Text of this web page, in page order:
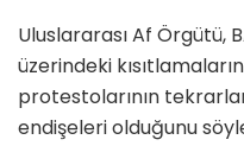
Uluslararası Af Örgütü,
üzerindeki
protestolarının
endişeleri olduğunu